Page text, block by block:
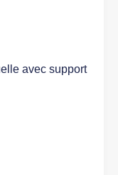
avec support